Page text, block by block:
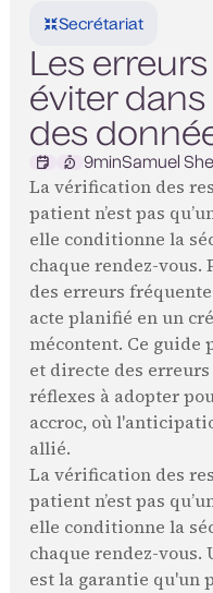
Secrétariat
Les
éviter
des
9minSamuel
La vérification des
patient n’est pas
elle conditionne la
chaque rendez-vous.
des erreurs
acte planifié en un
mécontent. Ce guide
et directe des
réflexes à adopter
accroc, où
allié.
La vérification des
patient n’est pas
elle conditionne la
chaque rendez-
est la garantie qu'un